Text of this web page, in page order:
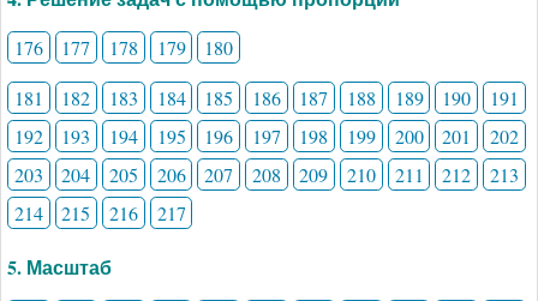
176 177 178 179
180
181
182 183 184 185 186 187 188 189 190
191
192
193 194 195 196 197 198 199 200 201
202
203
204 205 206 207 208 209 210 211 212
213
214
215 216 217
5. Масштаб